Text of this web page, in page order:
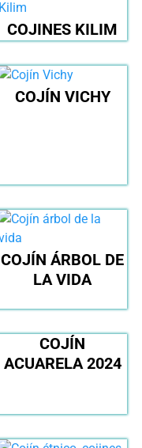
COJINES KILIM
COJÍN VICHY
COJÍN ÁRBOL DE
LA VIDA
COJÍN
ACUARELA 2024